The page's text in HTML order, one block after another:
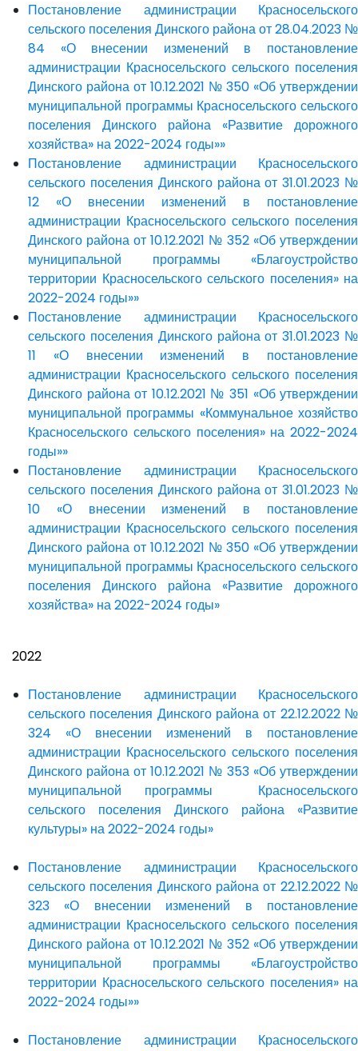
Постановление администрации Красносельского
сельского поселения Динского района от 28.04.2023 №
84 «О внесении изменений в постановление
администрации Красносельского сельского поселения
Динского района от 10.12.2021 № 350 «Об утверждении
муниципальной программы Красносельского сельского
поселения Динского района «Развитие дорожного
хозяйства» на 2022-2024 годы»»
Постановление администрации Красносельского
сельского поселения Динского района от 31.01.2023 №
12 «О внесении изменений в постановление
администрации Красносельского сельского поселения
Динского района от 10.12.2021 № 352 «Об утверждении
муниципальной программы «Благоустройство
территории Красносельского сельского поселения» на
2022-2024 годы»»
Постановление администрации Красносельского
сельского поселения Динского района от 31.01.2023 №
11 «О внесении изменений в постановление
администрации Красносельского сельского поселения
Динского района от 10.12.2021 № 351 «Об утверждении
муниципальной программы «Коммунальное хозяйство
Красносельского сельского поселения» на 2022-2024
годы»»
Постановление администрации Красносельского
сельского поселения Динского района от 31.01.2023 №
10 «О внесении изменений в постановление
администрации Красносельского сельского поселения
Динского района от 10.12.2021 № 350 «Об утверждении
муниципальной программы Красносельского сельского
поселения Динского района «Развитие дорожного
хозяйства» на 2022-2024 годы»
2022
Постановление администрации Красносельского
сельского поселения Динского района от 22.12.2022 №
324 «О внесении изменений в постановление
администрации Красносельского сельского поселения
Динского района от 10.12.2021 № 353 «Об утверждении
муниципальной программы Красносельского
сельского поселения Динского района «Развитие
культуры» на 2022-2024 годы»
Постановление администрации Красносельского
сельского поселения Динского района от 22.12.2022 №
323 «О внесении изменений в постановление
администрации Красносельского сельского поселения
Динского района от 10.12.2021 № 352 «Об утверждении
муниципальной программы «Благоустройство
территории Красносельского сельского поселения» на
2022-2024 годы»»
Постановление администрации Красносельского